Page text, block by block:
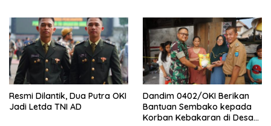
Resmi Dilantik, Dua Putra OKI
Jadi Letda TNI AD
Dandim 0402/OKI Berikan
Bantuan Sembako kepada
Korban Kebakaran di Desa